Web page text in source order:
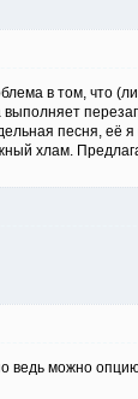
в том, что
песня, её
хлам.
ведь можно